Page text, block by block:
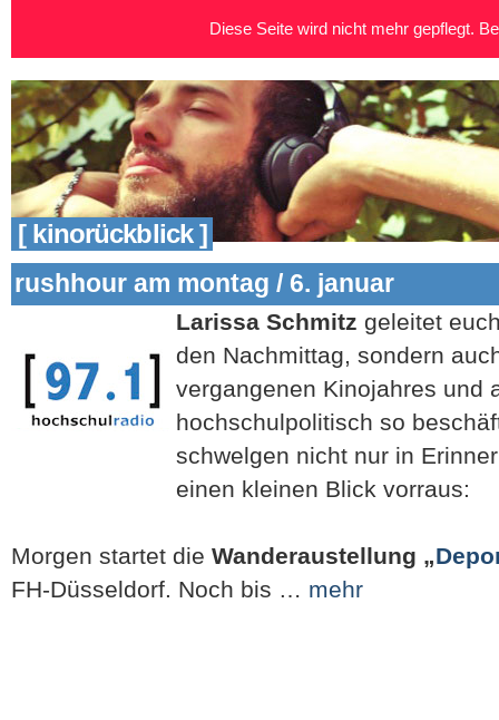
[ kinorückblick ]
rushhour am montag / 6. januar
Larissa Schmitz geleitet
den Nachmittag, sondern
vergangenen Kinojahres und
hochschulpolitisch so
schwelgen nicht nur in
einen kleinen Blick vorraus:
Morgen startet die Wanderaustellung „
FH-Düsseldorf. Noch bis … mehr
Diese Seite wird nicht mehr gepflegt.